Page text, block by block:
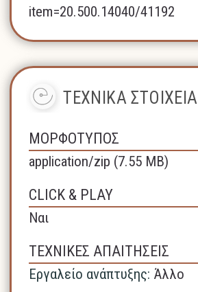
item=20.500.14040/41192
ΤΕΧΝΙΚΑ ΣΤΟΙΧΕΙΑ
ΜΟΡΦΟΤΥΠΟΣ
application/zip (7.55 MB)
CLICK & PLAY
Ναι
ΤΕΧΝΙΚΕΣ ΑΠΑΙΤΗΣΕΙΣ
Εργαλείο ανάπτυξης: Άλλο